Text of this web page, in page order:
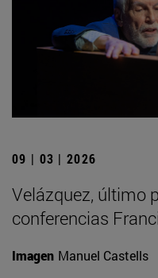
09 | 03 | 2026
Velázquez, último
conferencias
Imagen Manuel Castells